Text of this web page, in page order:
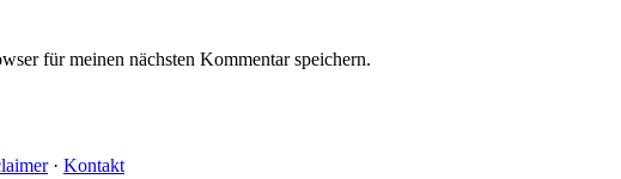
für meinen nächsten Kommentar speichern.
· Kontakt